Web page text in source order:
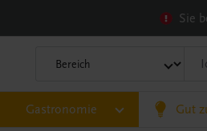
Sie
Gastronomie Gut